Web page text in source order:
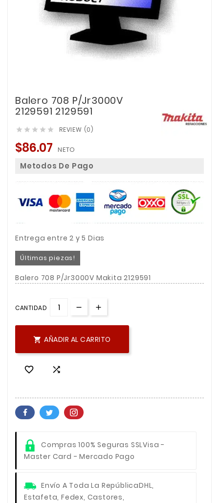
Balero 708 P/Jr3000V
2129591 2129591
     REVIEW (0)
$86.07 NETO
Metodos De Pago
Entrega entre 2 y 5 Dias
Últimas piezas!
Balero 708 P/Jr3000V Makita 2129591
CANTIDAD
 AÑADIR AL CARRITO
 
Compras 100% Seguras SSLVisa -
Master Card - Mercado Pago
Envío A Toda La RepúblicaDHL,
Estafeta, Fedex, Castores,